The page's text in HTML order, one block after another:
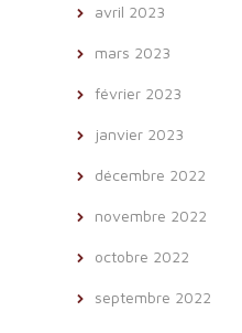
avril 2023
mars 2023
février 2023
janvier 2023
décembre 2022
novembre 2022
octobre 2022
septembre 2022